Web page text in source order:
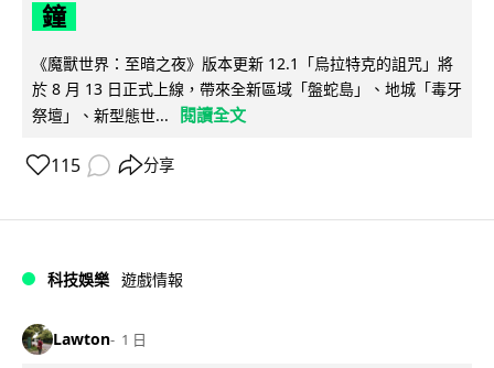
鐘
《魔獸世界：至暗之夜》版本更新 12.1「烏拉特克的詛咒」將
於 8 月 13 日正式上線，帶來全新區域「盤蛇島」、地城「毒牙
祭壇」、新型態世...
閱讀全文
115 分享
科技娛樂 遊戲情報
Lawton 1 日